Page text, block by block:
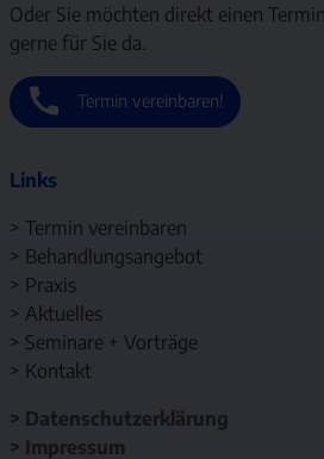
Oder Sie möchten direkt einen
gerne für Sie da.
Termin vereinbaren!
Links
> Termin vereinbaren
> Behandlungsangebot
> Praxis
> Aktuelles
> Seminare + Vorträge
> Kontakt
> Datenschutzerklärung
> Impressum